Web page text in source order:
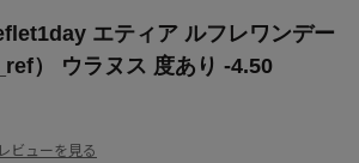
エティア ルフレワンデー
） ウラヌス 度あり -4.50
レビューを見る